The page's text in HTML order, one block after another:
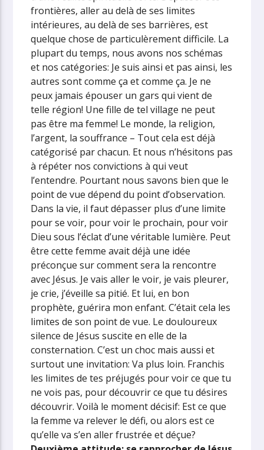
frontières, aller au delà de ses limites
intérieures, au delà de ses barrières, est
quelque chose de particulèrement difficile. La
plupart du temps, nous avons nos schémas
et nos catégories: Je suis ainsi et pas ainsi, les
autres sont comme ça et comme ça. Je ne
peux jamais épouser un gars qui vient de
telle région! Une fille de tel village ne peut
pas être ma femme! Le monde, la religion,
l’argent, la souffrance – Tout cela est déjà
catégorisé par chacun. Et nous n’hésitons pas
à répéter nos convictions à qui veut
l’entendre. Pourtant nous savons bien que le
point de vue dépend du point d’observation.
Dans la vie, il faut dépasser plus d’une limite
pour se voir, pour voir le prochain, pour voir
Dieu sous l’éclat d’une véritable lumière. Peut
être cette femme avait déjà une idée
préconçue sur comment sera la rencontre
avec Jésus. Je vais aller le voir, je vais pleurer,
je crie, j’éveille sa pitié. Et lui, en bon
prophète, guérira mon enfant. C’était cela les
limites de son point de vue. Le douloureux
silence de Jésus suscite en elle de la
consternation. C’est un choc mais aussi et
surtout une invitation: Va plus loin. Franchis
les limites de tes préjugés pour voir ce que tu
ne vois pas, pour découvrir ce que tu désires
découvrir. Voilà le moment décisif: Est ce que
la femme va relever le défi, ou alors est ce
qu’elle va s’en aller frustrée et déçue?